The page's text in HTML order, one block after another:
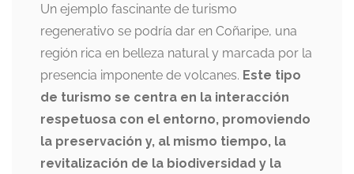
Un ejemplo fascinante de turismo
regenerativo se podría dar en Coñaripe, una
región rica en belleza natural y marcada por la
presencia imponente de volcanes. Este tipo
de turismo se centra en la interacción
respetuosa con el entorno, promoviendo
la preservación y, al mismo tiempo, la
revitalización de la biodiversidad y la